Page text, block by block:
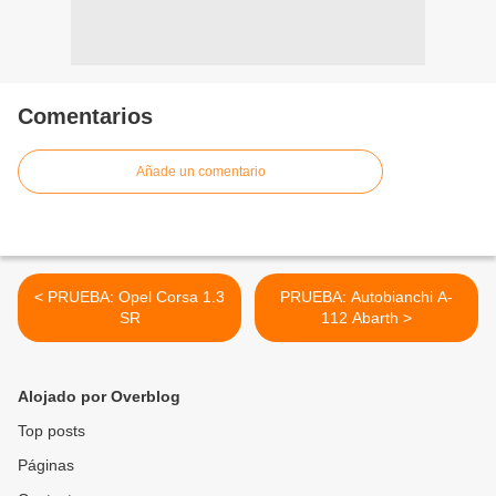
Comentarios
Añade un comentario
< PRUEBA: Opel Corsa 1.3
SR
PRUEBA: Autobianchi A-
112 Abarth >
Alojado por Overblog
Top posts
Páginas